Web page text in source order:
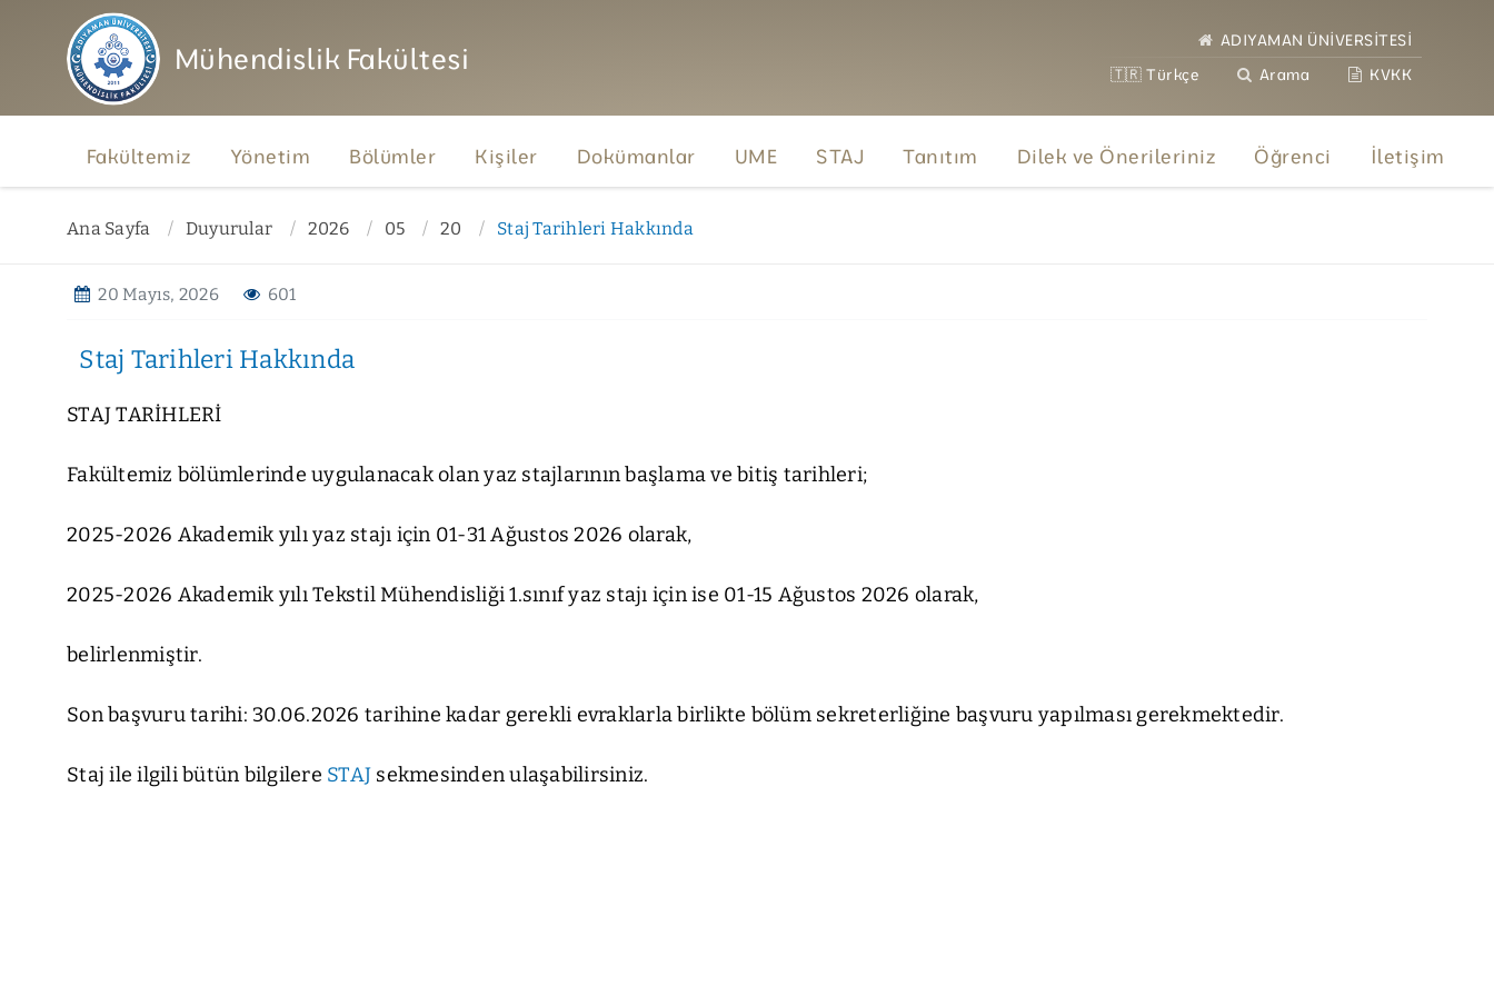
ADIYAMAN ÜNİVERSİTESİ
🇹🇷 Türkçe
Arama KVKK
Mühendislik Fakültesi
Fakültemiz Yönetim Bölümler Kişiler Dokümanlar UME STAJ Tanıtım Dilek ve Önerileriniz Öğrenci İletişim
Ana Sayfa Duyurular 2026 05 20 Staj Tarihleri Hakkında
20 Mayıs, 2026 601
Staj Tarihleri Hakkında
STAJ TARİHLERİ
Fakültemiz bölümlerinde uygulanacak olan yaz stajlarının başlama ve bitiş tarihleri;
2025-2026 Akademik yılı yaz stajı için 01-31 Ağustos 2026 olarak,
2025-2026 Akademik yılı Tekstil Mühendisliği 1.sınıf yaz stajı için ise 01-15 Ağustos 2026 olarak,
belirlenmiştir.
Son başvuru tarihi: 30.06.2026 tarihine kadar gerekli evraklarla birlikte bölüm sekreterliğine başvuru yapılması gerekmektedir.
Staj ile ilgili bütün bilgilere STAJ sekmesinden ulaşabilirsiniz.